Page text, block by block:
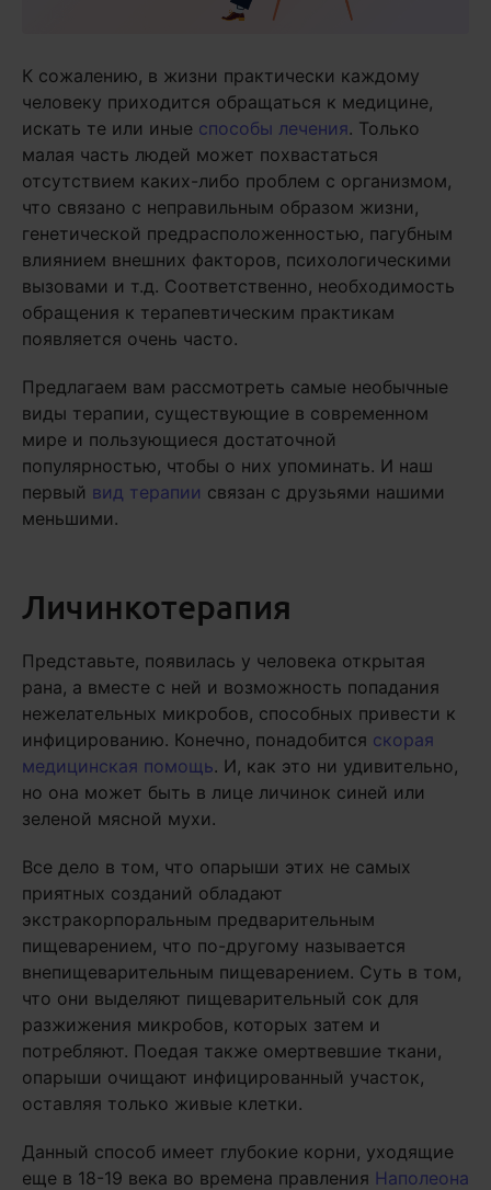
К сожалению, в жизни практически каждому
человеку приходится обращаться к медицине,
искать те или иные способы лечения. Только
малая часть людей может похвастаться
отсутствием каких-либо проблем с организмом,
что связано с неправильным образом жизни,
генетической предрасположенностью, пагубным
влиянием внешних факторов, психологическими
вызовами и т.д. Соответственно, необходимость
обращения к терапевтическим практикам
появляется очень часто.
Предлагаем вам рассмотреть самые необычные
виды терапии, существующие в современном
мире и пользующиеся достаточной
популярностью, чтобы о них упоминать. И наш
первый вид терапии связан с друзьями нашими
меньшими.
Личинкотерапия
Представьте, появилась у человека открытая
рана, а вместе с ней и возможность попадания
нежелательных микробов, способных привести к
инфицированию. Конечно, понадобится скорая
медицинская помощь. И, как это ни удивительно,
но она может быть в лице личинок синей или
зеленой мясной мухи.
Все дело в том, что опарыши этих не самых
приятных созданий обладают
экстракорпоральным предварительным
пищеварением, что по-другому называется
внепищеварительным пищеварением. Суть в том,
что они выделяют пищеварительный сок для
разжижения микробов, которых затем и
потребляют. Поедая также омертвевшие ткани,
опарыши очищают инфицированный участок,
оставляя только живые клетки.
Данный способ имеет глубокие корни, уходящие
еще в 18-19 века во времена правления Наполеона